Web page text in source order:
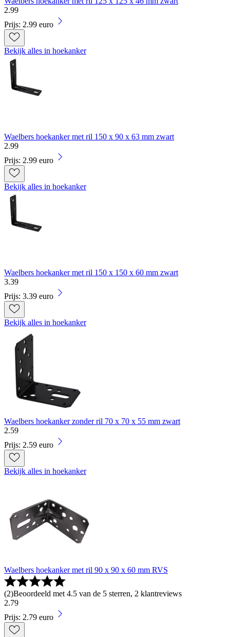
2.99
Prijs: 2.99 euro
Bekijk alles in hoekanker
Waelbers hoekanker met ril 150 x 90 x 63 mm zwart
2.99
Prijs: 2.99 euro
Bekijk alles in hoekanker
Waelbers hoekanker met ril 150 x 150 x 60 mm zwart
3.39
Prijs: 3.39 euro
Bekijk alles in hoekanker
Waelbers hoekanker zonder ril 70 x 70 x 55 mm zwart
2.59
Prijs: 2.59 euro
Bekijk alles in hoekanker
Waelbers hoekanker met ril 90 x 90 x 60 mm RVS
(2)Beoordeeld met 4.5 van de 5 sterren, 2 klantreviews
2.79
Prijs: 2.79 euro